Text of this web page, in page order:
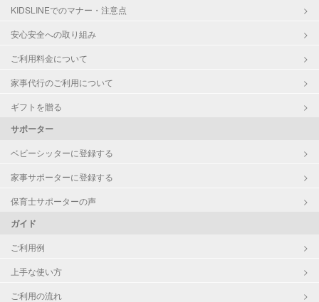
KIDSLINEでのマナー・注意点
安心安全への取り組み
ご利用料金について
家事代行のご利用について
ギフトを贈る
サポーター
ベビーシッターに登録する
家事サポーターに登録する
保育士サポーターの声
ガイド
ご利用例
上手な使い方
ご利用の流れ